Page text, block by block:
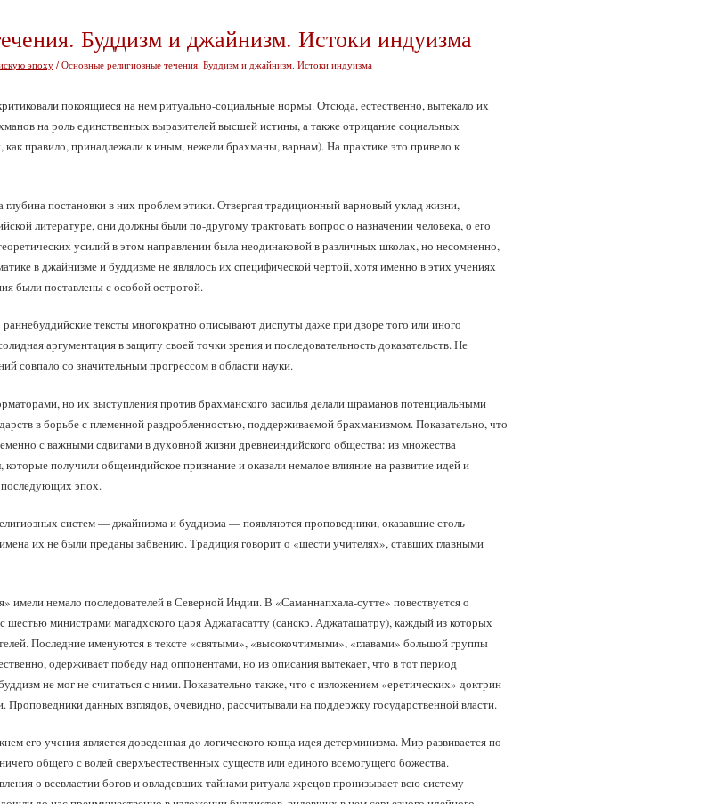
Буддизм и джайнизм. Истоки индуизма
эпоху/ Основные религиозные течения. Буддизм и джайнизм. Истоки индуизма
покоящиеся на нем ритуально-социальные нормы. Отсюда, естественно, вытекало их
на роль единственных выразителей высшей истины, а также отрицание социальных
правило, принадлежали к иным, нежели брахманы, варнам). На практике это привело к
постановки в них проблем этики. Отвергая традиционный варновый уклад жизни,
литературе, они должны были по-другому трактовать вопрос о назначении человека, о его
усилий в этом направлении была неодинаковой в различных школах, но несомненно,
в джайнизме и буддизме не являлось их специфической чертой, хотя именно в этих учениях
были поставлены с особой остротой.
тексты многократно описывают диспуты даже при дворе того или иного
аргументация в защиту своей точки зрения и последовательность доказательств. Не
совпало со значительным прогрессом в области науки.
но их выступления против брахманского засилья делали шраманов потенциальными
в борьбе с племенной раздробленностью, поддерживаемой брахманизмом. Показательно, что
с важными сдвигами в духовной жизни древнеиндийского общества: из множества
получили общеиндийское признание и оказали немалое влияние на развитие идей и
последующих эпох.
систем — джайнизма и буддизма — появляются проповедники, оказавшие столь
их не были преданы забвению. Традиция говорит о «шести учителях», ставших главными
имели немало последователей в Северной Индии. В «Саманнапхала-сутте» повествуется о
шестью министрами магадхского царя Аджатасатту (санскр. Аджаташатру), каждый из которых
Последние именуются в тексте «святыми», «высокочтимыми», «главами» большой группы
одерживает победу над оппонентами, но из описания вытекает, что в тот период
не мог не считаться с ними. Показательно также, что с изложением «еретических» доктрин
данных взглядов, очевидно, рассчитывали на поддержку государственной власти.
его учения является доведенная до логического конца идея детерминизма. Мир развивается по
общего с волей сверхъестественных существ или единого всемогущего божества.
о всевластии богов и овладевших тайнами ритуала жрецов пронизывает всю систему